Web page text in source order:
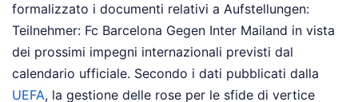
formalizzato i documenti relativi a Aufstellungen:
Teilnehmer: Fc Barcelona Gegen Inter Mailand in vista
dei prossimi impegni internazionali previsti dal
calendario ufficiale. Secondo i dati pubblicati dalla
UEFA, la gestione delle rose per le sfide di vertice